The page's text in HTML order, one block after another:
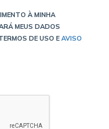
À MINHA
MEUS DADOS
DE USO E AVISO